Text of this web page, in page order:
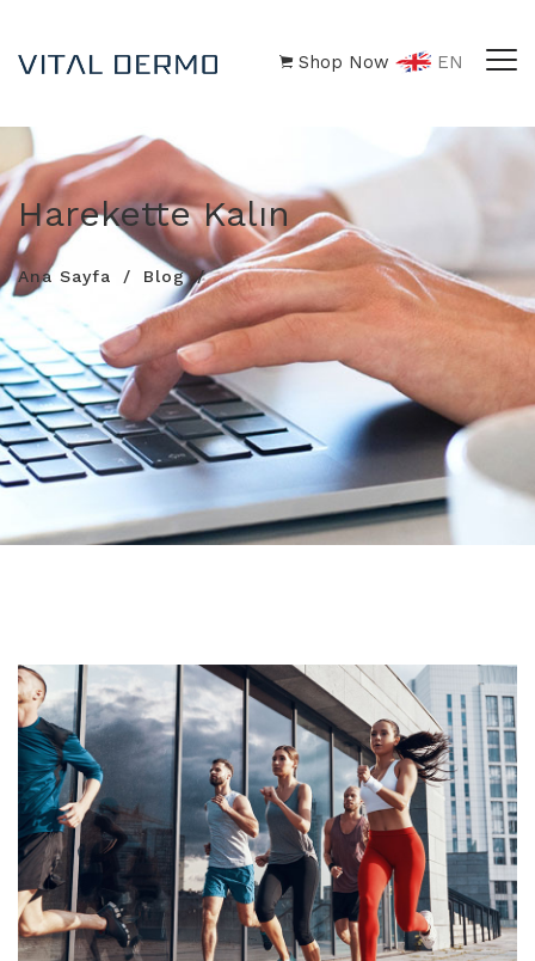
Shop Now EN
Harekette Kalın
Ana Sayfa Blog